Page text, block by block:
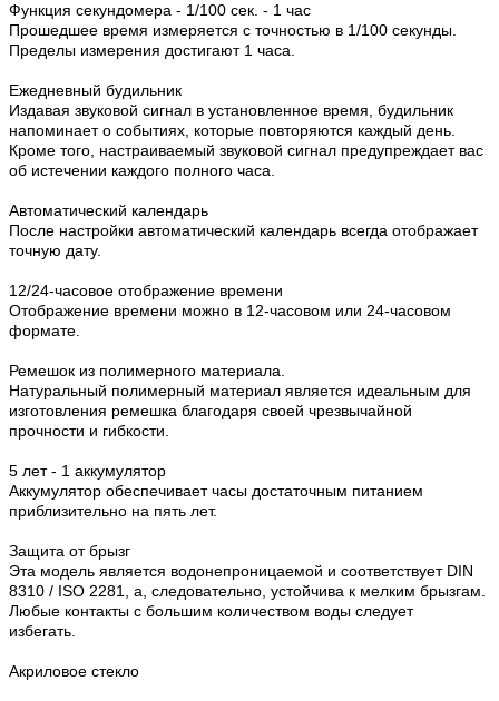
Функция секундомера - 1/100 сек. - 1 час
Прошедшее время измеряется с точностью в 1/100 секунды.
Пределы измерения достигают 1 часа.
Ежедневный будильник
Издавая звуковой сигнал в установленное время, будильник
напоминает о событиях, которые повторяются каждый день.
Кроме того, настраиваемый звуковой сигнал предупреждает вас
об истечении каждого полного часа.
Автоматический календарь
После настройки автоматический календарь всегда отображает
точную дату.
12/24-часовое отображение времени
Отображение времени можно в 12-часовом или 24-часовом
формате.
Ремешок из полимерного материала.
Натуральный полимерный материал является идеальным для
изготовления ремешка благодаря своей чрезвычайной
прочности и гибкости.
5 лет - 1 аккумулятор
Аккумулятор обеспечивает часы достаточным питанием
приблизительно на пять лет.
Защита от брызг
Эта модель является водонепроницаемой и соответствует DIN
8310 / ISO 2281, а, следовательно, устойчива к мелким брызгам.
Любые контакты с большим количеством воды следует
избегать.
Акриловое стекло